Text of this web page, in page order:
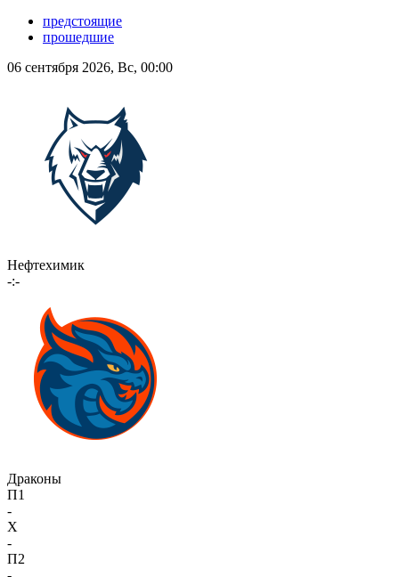
предстоящие
прошедшие
06 сентября 2026, Вс, 00:00
Нефтехимик
-:-
Драконы
П1
-
X
-
П2